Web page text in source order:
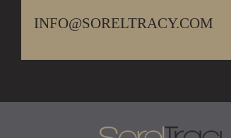
INFO@SORELTRACY.COM